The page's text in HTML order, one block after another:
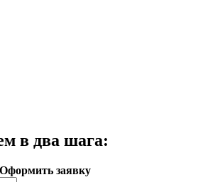
в два шага:
заявку